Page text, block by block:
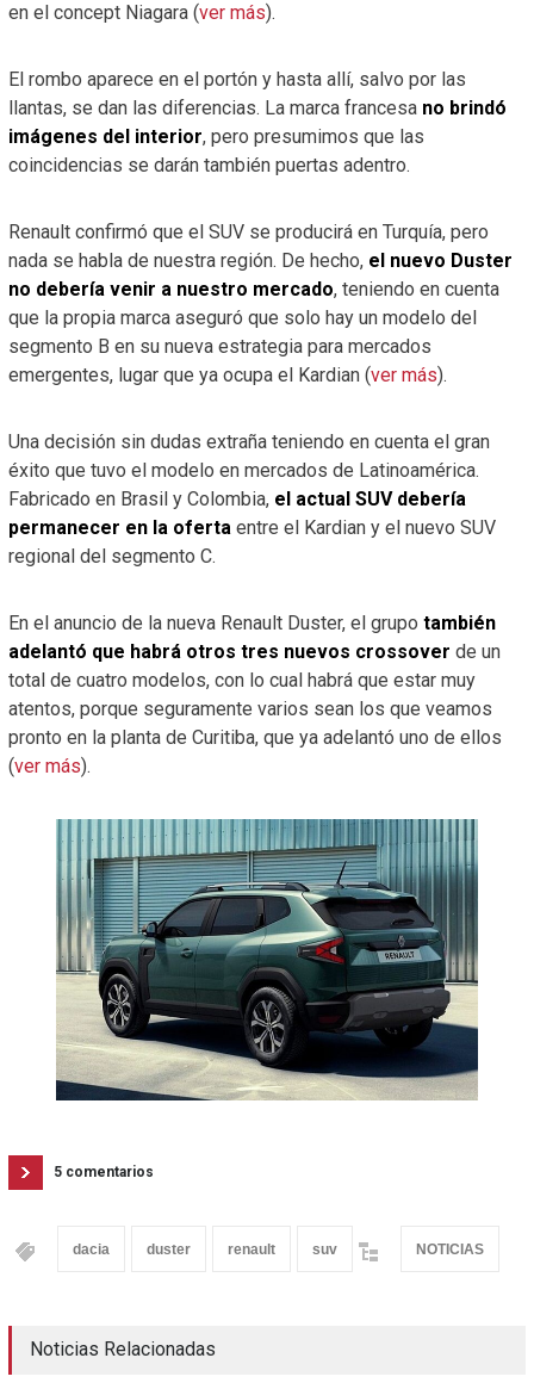
en el concept Niagara (ver más).
El rombo aparece en el portón y hasta allí, salvo por las
llantas, se dan las diferencias. La marca francesa no brindó
imágenes del interior, pero presumimos que las
coincidencias se darán también puertas adentro.
Renault confirmó que el SUV se producirá en Turquía, pero
nada se habla de nuestra región. De hecho, el nuevo Duster
no debería venir a nuestro mercado, teniendo en cuenta
que la propia marca aseguró que solo hay un modelo del
segmento B en su nueva estrategia para mercados
emergentes, lugar que ya ocupa el Kardian (ver más).
Una decisión sin dudas extraña teniendo en cuenta el gran
éxito que tuvo el modelo en mercados de Latinoamérica.
Fabricado en Brasil y Colombia, el actual SUV debería
permanecer en la ofertaentre el Kardian y el nuevo SUV
regional del segmento C.
En el anuncio de la nueva Renault Duster, el grupo también
adelantó que habrá otros tres nuevos crossover de un
total de cuatro modelos, con lo cual habrá que estar muy
atentos, porque seguramente varios sean los que veamos
pronto en la planta de Curitiba, que ya adelantó uno de ellos
(ver más).
5 comentarios
dacia duster renault suv NOTICIAS
Noticias Relacionadas